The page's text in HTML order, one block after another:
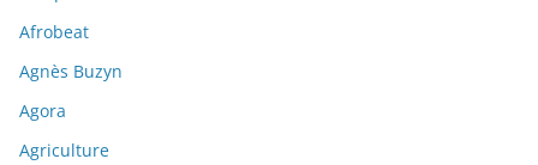
Afrobeat
Agnès Buzyn
Agora
Agriculture